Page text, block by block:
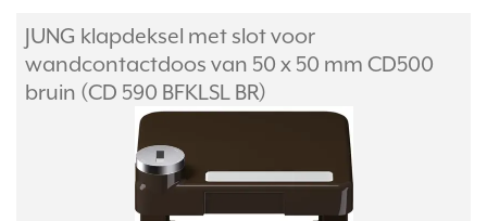
JUNG klapdeksel met slot voor
wandcontactdoos van 50 x 50 mm CD500
bruin (CD 590 BFKLSL BR)